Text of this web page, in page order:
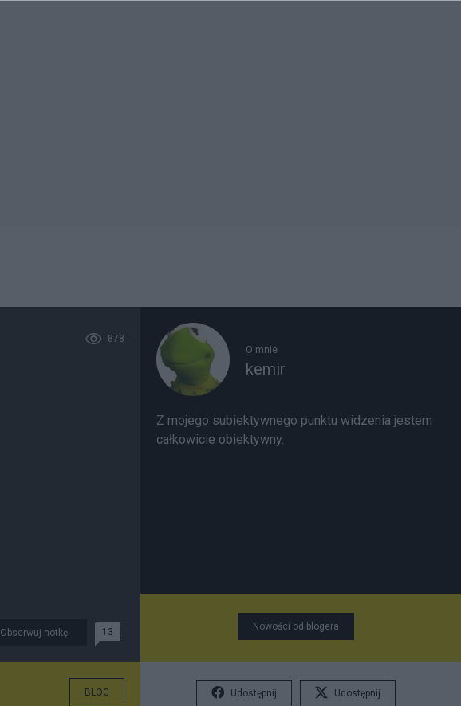
878
Obserwuj notkę 13
BLOG
O mnie
kemir
Z mojego subiektywnego punktu widzenia jestem
całkowicie obiektywny.
Nowości od blogera
Udostępnij Udostępnij